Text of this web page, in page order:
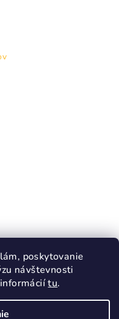
poskytovanie
návštevnosti
informáciítu.